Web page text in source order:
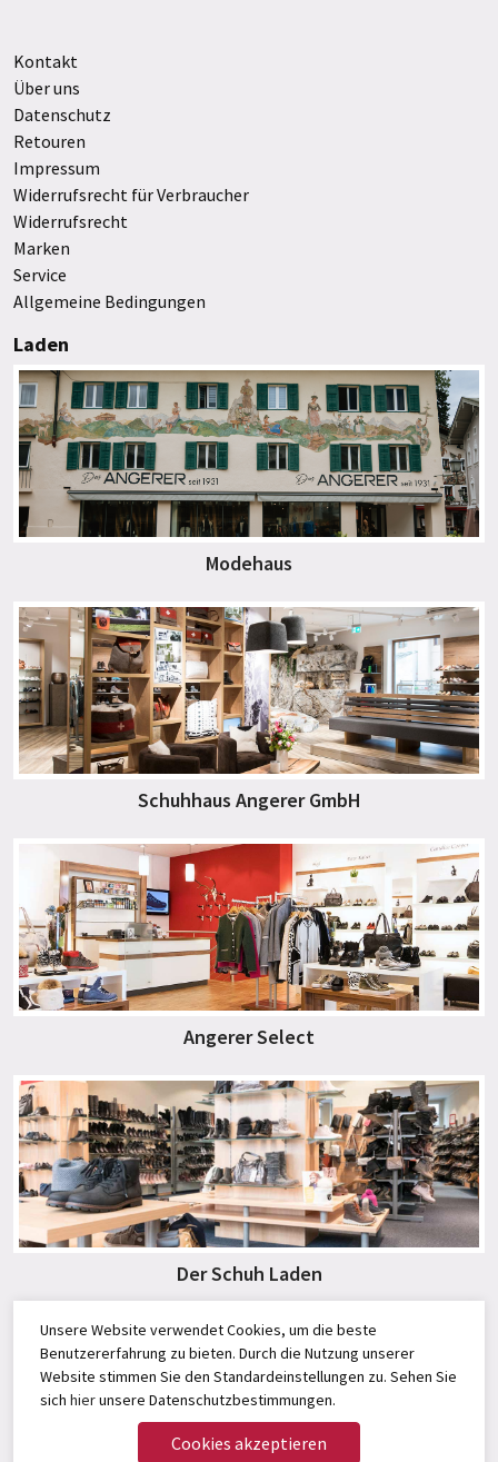
Kontakt
Über uns
Datenschutz
Retouren
Impressum
Widerrufsrecht für Verbraucher
Widerrufsrecht
Marken
Service
Allgemeine Bedingungen
Laden
Modehaus
Schuhhaus Angerer GmbH
Angerer Select
Der Schuh Laden
Unsere Website verwendet Cookies, um die beste
Benutzererfahrung zu bieten. Durch die Nutzung unserer
Website stimmen Sie den Standardeinstellungen zu. Sehen Sie
sich hierunsere Datenschutzbestimmungen.